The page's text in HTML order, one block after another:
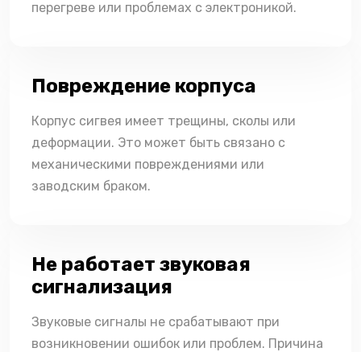
перегреве или проблемах с электроникой.
Повреждение корпуса
Корпус сигвея имеет трещины, сколы или
деформации. Это может быть связано с
механическими повреждениями или
заводским браком.
Не работает звуковая
сигнализация
Звуковые сигналы не срабатывают при
возникновении ошибок или проблем. Причина